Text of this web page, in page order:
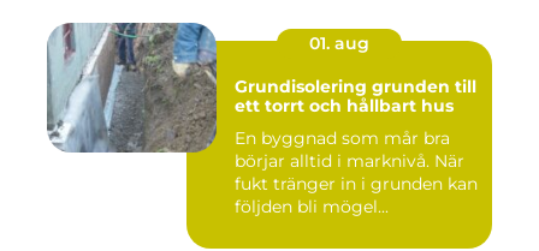
01. aug
Grundisolering grunden till
ett torrt och hållbart hus
En byggnad som mår bra
börjar alltid i marknivå. När
fukt tränger in i grunden kan
följden bli mögel...